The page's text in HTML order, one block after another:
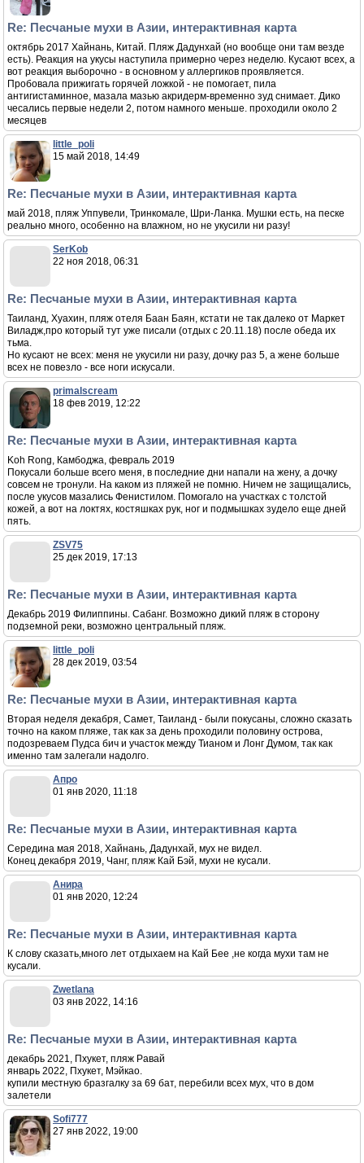
Re: Песчаные мухи в Азии, интерактивная карта
октябрь 2017 Хайнань, Китай. Пляж Дадунхай (но вообще они там везде
есть). Реакция на укусы наступила примерно через неделю. Кусают всех, а
вот реакция выборочно - в основном у аллергиков проявляется.
Пробовала прижигать горячей ложкой - не помогает, пила
антигистаминное, мазала мазью акридерм-временно зуд снимает. Дико
чесались первые недели 2, потом намного меньше. проходили около 2
месяцев
little_poli
15 май 2018, 14:49
Re: Песчаные мухи в Азии, интерактивная карта
май 2018, пляж Уппувели, Тринкомале, Шри-Ланка. Мушки есть, на песке
реально много, особенно на влажном, но не укусили ни разу!
SerKob
22 ноя 2018, 06:31
Re: Песчаные мухи в Азии, интерактивная карта
Таиланд, Хуахин, пляж отеля Баан Баян, кстати не так далеко от Маркет
Виладж,про который тут уже писали (отдых с 20.11.18) после обеда их
тьма.
Но кусают не всех: меня не укусили ни разу, дочку раз 5, а жене больше
всех не повезло - все ноги искусали.
primalscream
18 фев 2019, 12:22
Re: Песчаные мухи в Азии, интерактивная карта
Koh Rong, Камбоджа, февраль 2019
Покусали больше всего меня, в последние дни напали на жену, а дочку
совсем не тронули. На каком из пляжей не помню. Ничем не защищались,
после укусов мазались Фенистилом. Помогало на участках с толстой
кожей, а вот на локтях, костяшках рук, ног и подмышках зудело еще дней
пять.
ZSV75
25 дек 2019, 17:13
Re: Песчаные мухи в Азии, интерактивная карта
Декабрь 2019 Филиппины. Сабанг. Возможно дикий пляж в сторону
подземной реки, возможно центральный пляж.
little_poli
28 дек 2019, 03:54
Re: Песчаные мухи в Азии, интерактивная карта
Вторая неделя декабря, Самет, Таиланд - были покусаны, сложно сказать
точно на каком пляже, так как за день проходили половину острова,
подозреваем Пудса бич и участок между Тианом и Лонг Думом, так как
именно там залегали надолго.
Апро
01 янв 2020, 11:18
Re: Песчаные мухи в Азии, интерактивная карта
Середина мая 2018, Хайнань, Дадунхай, мух не видел.
Конец декабря 2019, Чанг, пляж Кай Бэй, мухи не кусали.
Анира
01 янв 2020, 12:24
Re: Песчаные мухи в Азии, интерактивная карта
К слову сказать,много лет отдыхаем на Кай Бее ,не когда мухи там не
кусали.
Zwetlana
03 янв 2022, 14:16
Re: Песчаные мухи в Азии, интерактивная карта
декабрь 2021, Пхукет, пляж Равай
январь 2022, Пхукет, Мэйкао.
купили местную бразгалку за 69 бат, перебили всех мух, что в дом
залетели
Sofi777
27 янв 2022, 19:00